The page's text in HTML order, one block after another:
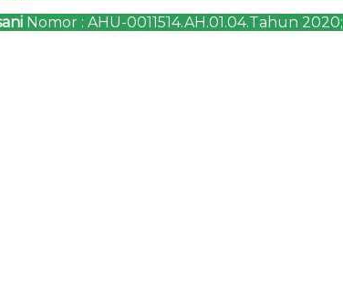
Nomor : AHU-0011514.AH.01.04.Tahun 2020;